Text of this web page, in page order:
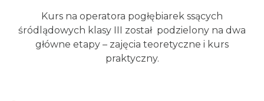
Kurs na operatora pogłębiarek ssących
śródlądowych klasy III został podzielony na dwa
główne etapy – zajęcia teoretyczne i kurs
praktyczny.